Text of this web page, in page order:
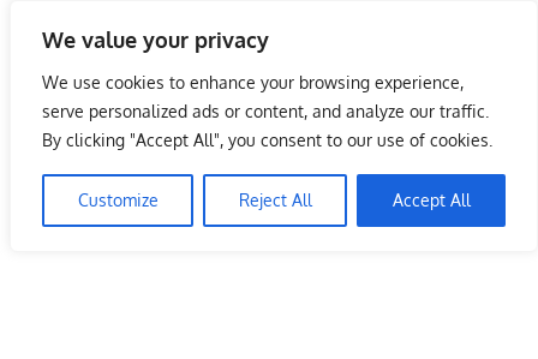
We value your privacy
We use cookies to enhance your browsing experience,
serve personalized ads or content, and analyze our traffic.
By clicking "Accept All", you consent to our use of cookies.
Customize Reject All Accept All
content
Malaysia Info Portal
LoInfoCentre
directory,
listings